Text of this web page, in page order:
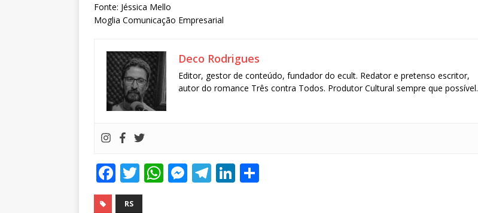
Fonte: Jéssica Mello
Moglia Comunicação Empresarial
Deco Rodrigues
Editor, gestor de conteúdo, fundador do ecult. Redator e pretenso escritor,
autor do romance Três contra Todos. Produtor Cultural sempre que possível.
F
a
T
w
W M T Li
RS